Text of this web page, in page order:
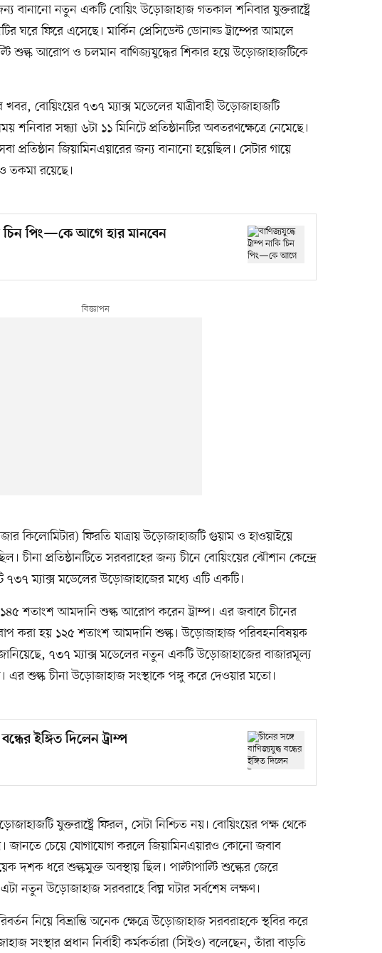
বানানো নতুন একটি বোয়িং উড়োজাহাজ গতকাল শনিবার যুক্তরাষ্ট্রে
ঘরে ফিরে এসেছে। মার্কিন প্রেসিডেন্ট ডোনাল্ড ট্রাম্পের আমলে
শুল্ক আরোপ ও চলমান বাণিজ্যযুদ্ধের শিকার হয়ে উড়োজাহাজটিকে
খবর, বোয়িংয়ের ৭৩৭ ম্যাক্স মডেলের যাত্রীবাহী উড়োজাহাজটি
শনিবার সন্ধ্যা ৬টা ১১ মিনিটে প্রতিষ্ঠানটির অবতরণক্ষেত্রে নেমেছে।
প্রতিষ্ঠান জিয়ামিনএয়ারের জন্য বানানো হয়েছিল। সেটার গায়ে
তকমা রয়েছে।
চিন পিং—কে আগে হার মানবেন
কিলোমিটার) ফিরতি যাত্রায় উড়োজাহাজটি গুয়াম ও হাওয়াইয়ে
চীনা প্রতিষ্ঠানটিতে সরবরাহের জন্য চীনে বোয়িংয়ের ঝৌশান কেন্দ্রে
ম্যাক্স মডেলের উড়োজাহাজের মধ্যে এটি একটি।
শতাংশ আমদানি শুল্ক আরোপ করেন ট্রাম্প। এর জবাবে চীনের
করা হয় ১২৫ শতাংশ আমদানি শুল্ক। উড়োজাহাজ পরিবহনবিষয়ক
৭৩৭ ম্যাক্স মডেলের নতুন একটি উড়োজাহাজের বাজারমূল্য
এর শুল্ক চীনা উড়োজাহাজ সংস্থাকে পঙ্গু করে দেওয়ার মতো।
ইঙ্গিত দিলেন ট্রাম্প
যুক্তরাষ্ট্রে ফিরল, সেটা নিশ্চিত নয়। বোয়িংয়ের পক্ষ থেকে
জানতে চেয়ে যোগাযোগ করলে জিয়ামিনএয়ারও কোনো জবাব
দশক ধরে শুল্কমুক্ত অবস্থায় ছিল। পাল্টাপাল্টি শুল্কের জেরে
নতুন উড়োজাহাজ সরবরাহে বিঘ্ন ঘটার সর্বশেষ লক্ষণ।
নিয়ে বিভ্রান্তি অনেক ক্ষেত্রে উড়োজাহাজ সরবরাহকে স্থবির করে
সংস্থার প্রধান নির্বাহী কর্মকর্তারা (সিইও) বলেছেন, তাঁরা বাড়তি